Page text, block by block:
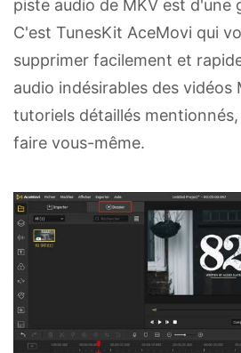
piste audio de MKV est d'une
C'est TunesKit AceMovi qui
supprimer facilement et
audio indésirables des vidéos
tutoriels détaillés
faire vous-même.